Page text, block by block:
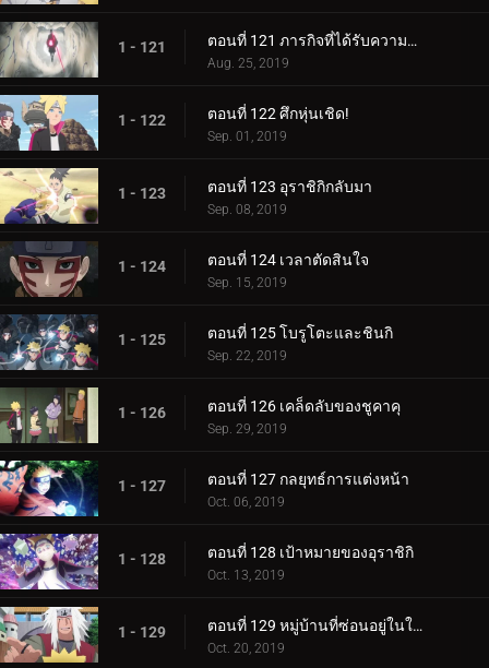
1 - 121 ตอนที่ 121 ภารกิจที่ได้รับความไว้วางใจ: ปกป้อง One Tails!
Aug. 25, 2019
1 - 122 ตอนที่ 122 ศึกหุ่นเชิด!
Sep. 01, 2019
1 - 123 ตอนที่ 123 อุราชิกิกลับมา
Sep. 08, 2019
1 - 124 ตอนที่ 124 เวลาตัดสินใจ
Sep. 15, 2019
1 - 125 ตอนที่ 125 โบรูโตะและชินกิ
Sep. 22, 2019
1 - 126 ตอนที่ 126 เคล็ดลับของชูคาคุ
Sep. 29, 2019
1 - 127 ตอนที่ 127 กลยุทธ์การแต่งหน้า
Oct. 06, 2019
1 - 128 ตอนที่ 128 เป้าหมายของอุราชิกิ
Oct. 13, 2019
1 - 129 ตอนที่ 129 หมู่บ้านที่ซ่อนอยู่ในใบไม้
Oct. 20, 2019